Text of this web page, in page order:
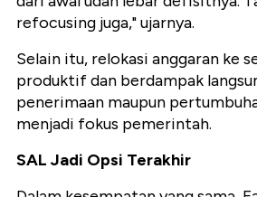
refocusing juga," ujarnya.
Selain itu, relokasi anggaran ke
produktif dan berdampak
penerimaan maupun
menjadi fokus pemerintah.
SAL Jadi Opsi Terakhir